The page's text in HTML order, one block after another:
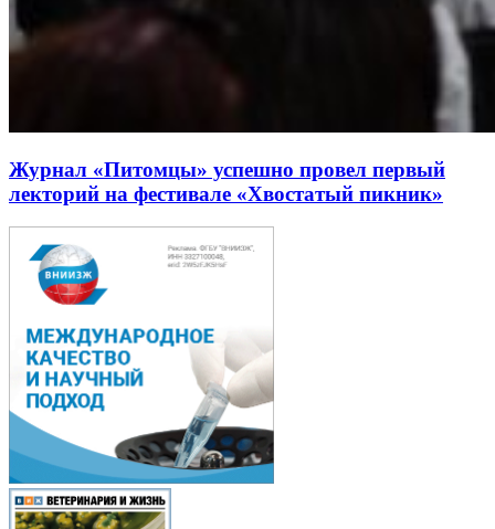
Журнал «Питомцы» успешно провел первый
лекторий на фестивале «Хвостатый пикник»